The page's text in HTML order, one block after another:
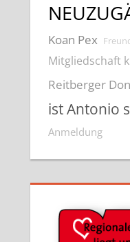
Koan Pex
Mitgliedschaft
Reitberger
ist Antonio
Anmeldung